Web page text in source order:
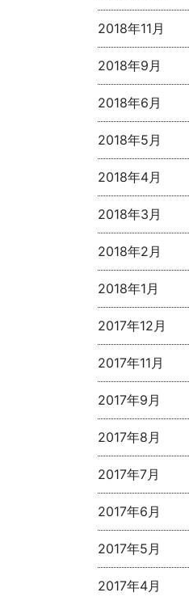
2018年11月
2018年9月
2018年6月
2018年5月
2018年4月
2018年3月
2018年2月
2018年1月
2017年12月
2017年11月
2017年9月
2017年8月
2017年7月
2017年6月
2017年5月
2017年4月